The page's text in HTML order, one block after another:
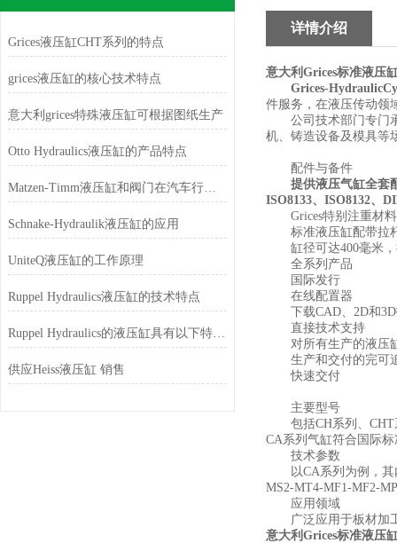
Grices液压缸CHT系列的特点
grices液压缸的核心技术特点
意大利grices特殊液压缸可根据图纸生产
Otto Hydraulics液压缸的产品特点
Matzen-Timm液压缸和阀门在汽车行业的应用
Schnake-Hydraulik液压缸的应用
UniteQ液压缸的工作原理
Ruppel Hydraulics液压缸的技术特点
Ruppel Hydraulics的液压缸具有以下特点和优势
供应Heiss液压缸 销售
详情介绍
意大利Grices标准液压
Grices-
件服务，在液压传动领
公司技术部门专门承
机、铸造设备及模具等
配件与备件
提供液压气缸全套
ISO8133、ISO8132、
Grices特别注重材料
标准液压缸配带拉杆
缸径可达400毫米，
全系列产品
国际发行
在线配置器
下载CAD、2D和3D
直接技术支持
对所有生产的液压缸
生产和交付的完可
快速交付
主要型号
包括CH系列、CHT系
CA系列气缸符合国际
技术参数
以CA系列为例，其内
MS2-MT4-MF1-MF2-
应用领域
广泛应用于板材加工
意大利Grices标准液压